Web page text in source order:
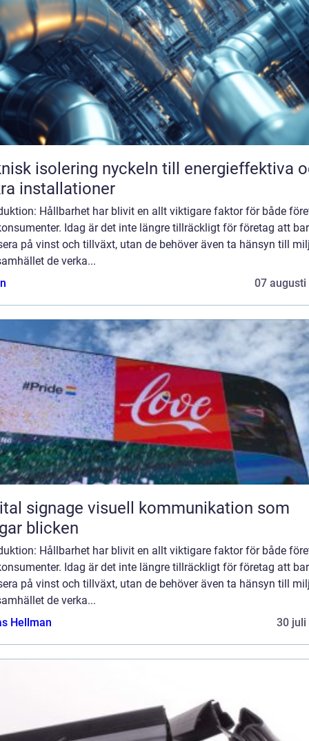
nyckeln till energieffektiva och
installationer
Hållbarhet har blivit en allt viktigare faktor för både
Idag är det inte längre tillräckligt för företag att
på vinst och tillväxt, utan de behöver även ta hänsyn till
de verka...
07 augusti
visuell kommunikation som
blicken
Hållbarhet har blivit en allt viktigare faktor för både
Idag är det inte längre tillräckligt för företag att
på vinst och tillväxt, utan de behöver även ta hänsyn till
de verka...
Hellman
30 juli